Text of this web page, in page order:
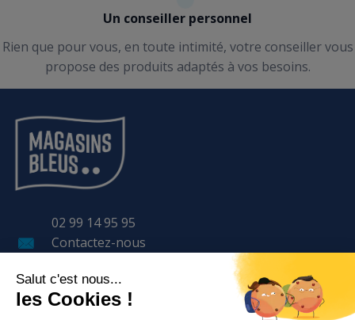
Un conseiller personnel
Rien que pour vous, en toute intimité, votre conseiller vous
propose des produits adaptés à vos besoins.
02 99 14 95 95
Contactez-nous
BP 57 401
35 170 BRUZ